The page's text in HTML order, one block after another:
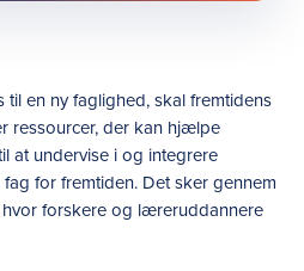
en ny faglighed, skal fremtidens
ressourcer, der kan hjælpe
at undervise i og integrere
for fremtiden. Det sker gennem
forskere og læreruddannere